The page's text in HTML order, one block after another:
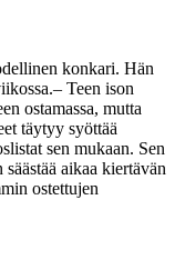
konkari. Hän
– Teen ison
ostamassa, mutta
täytyy syöttää
sen mukaan. Sen
aikaa kiertävän
ostettujen